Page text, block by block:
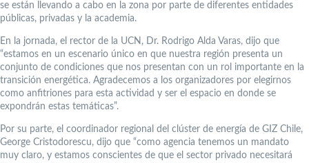
se están llevando a cabo en la zona por parte de diferentes entidades
públicas, privadas y la academia.
En la jornada, el rector de la UCN, Dr. Rodrigo Alda Varas, dijo que
“estamos en un escenario único en que nuestra región presenta un
conjunto de condiciones que nos presentan con un rol importante en la
transición energética. Agradecemos a los organizadores por elegirnos
como anfitriones para esta actividad y ser el espacio en donde se
expondrán estas temáticas”.
Por su parte, el coordinador regional del clúster de energía de GIZ Chile,
George Cristodorescu, dijo que “como agencia tenemos un mandato
muy claro, y estamos conscientes de que el sector privado necesitará